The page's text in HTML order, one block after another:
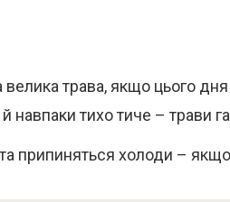
велика трава, якщо цього
навпаки тихо тиче – трави
припиняться холоди – якщо